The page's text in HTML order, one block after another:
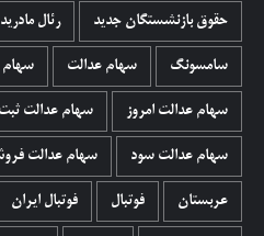
حقوق بازنشستگان جدید رئال مادرید
سامسونگ سهام عدالت سهام
سهام عدالت امروز سهام عدالت ثبت
سهام عدالت سود سهام عدالت
عربستان فوتبال فوتبال ایران